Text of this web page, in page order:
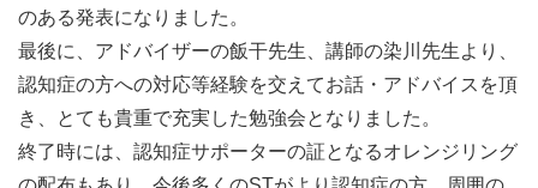
のある発表になりました。
最後に、アドバイザーの飯干先生、講師の染川先生より、
認知症の方への対応等経験を交えてお話・アドバイスを頂
き、とても貴重で充実した勉強会となりました。
終了時には、認知症サポーターの証となるオレンジリング